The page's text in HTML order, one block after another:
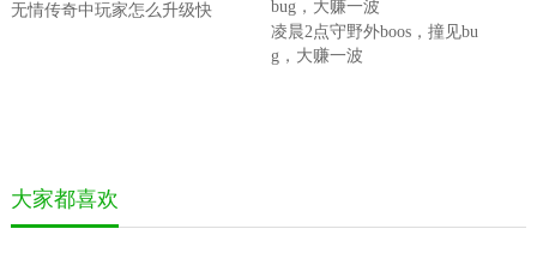
无情传奇中玩家怎么升级快
凌晨2点守野外boos，撞见bu
g，大赚一波
大家都喜欢